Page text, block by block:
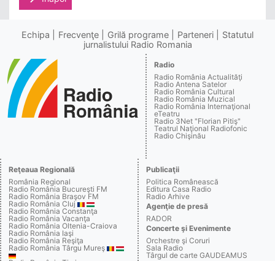
Echipa Frecvenţe Grilă programe Parteneri
Statutul
jurnalistului Radio Romania
Radio
Radio România Actualităţi
Radio Antena Satelor
Radio România Cultural
Radio România Muzical
Radio România Internaţional
eTeatru
Radio 3Net "Florian Pitiş"
Teatrul Naţional Radiofonic
Radio Chişinău
Reţeaua Regională
România Regional
Radio România Bucureşti FM
Radio România Braşov FM
Radio România Cluj
Radio România Constanţa
Radio România Vacanţa
Radio România Oltenia-Craiova
Radio România Iaşi
Radio România Reşiţa
Radio România Târgu Mureş
Publicaţii
Politica Românească
Editura Casa Radio
Radio Arhive
Agenţie de presă
RADOR
Concerte şi Evenimente
Orchestre şi Coruri
Sala Radio
Târgul de carte GAUDEAMUS